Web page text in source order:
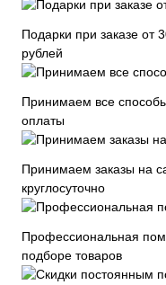
Подарки при заказе от
рублей
Принимаем все
оплаты
Принимаем заказы на
круглосуточно
Профессиональная
подборе товаров